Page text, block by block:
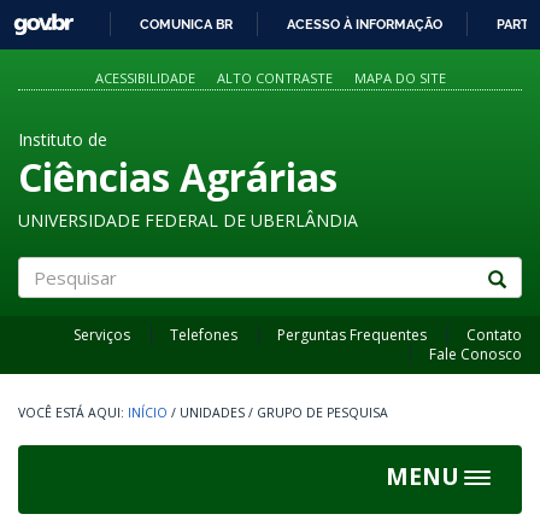
PARA
O
GOVBR
COMUNICA BR ACESSO À INFORMAÇÃO
ACESSIBILIDADE ALTO CONTRASTE MAPA DO SITE
Instituto de
Ciências Agrárias
UNIVERSIDADE FEDERAL DE UBERLÂNDIA
Serviços Telefones Perguntas Frequentes
Contato
Fale Conosco
INÍCIO / UNIDADES / GRUPO DE PESQUISA
MENU
Toggle